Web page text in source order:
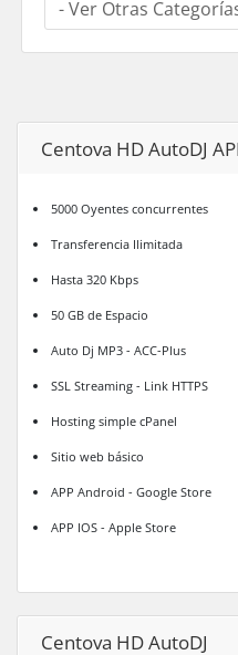
Centova HD AutoDJ
5000 Oyentes concurrentes
Transferencia Ilimitada
Hasta 320 Kbps
50 GB de Espacio
Auto Dj MP3 - ACC-Plus
SSL Streaming - Link HTTPS
Hosting simple cPanel
Sitio web básico
APP Android - Google Store
APP IOS - Apple Store
Centova HD AutoDJ